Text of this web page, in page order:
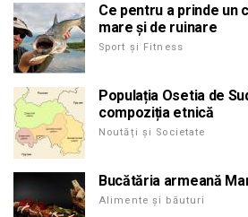
Ce pentru a prinde un
mare și de ruinare
Sport și Fitness
Populația Osetia de
compoziția etnică
Noutăți și Societate
Bucătăria armeană
Alimente și băuturi